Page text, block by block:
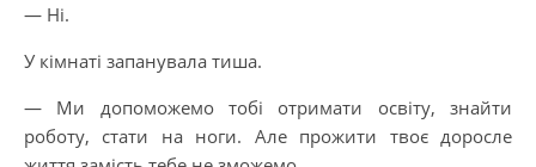
— Ні.
У кімнаті запанувала тиша.
— Ми допоможемо тобі отримати освіту, знайти
роботу, стати на ноги. Але прожити твоє доросле